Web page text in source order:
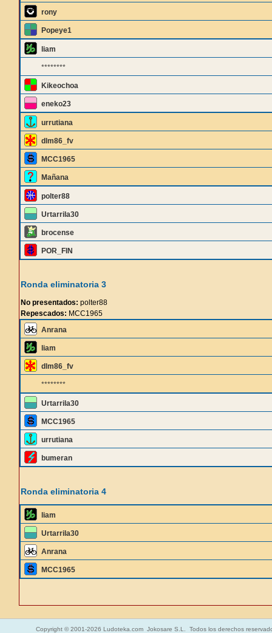
rony
Popeye1
liam
********
Kikeochoa
eneko23
urrutiana
dlm86_fv
MCC1965
Mañana
polter88
Urtarrila30
brocense
POR_FIN
Ronda eliminatoria 3
No presentados: polter88
Repescados: MCC1965
Anrana
liam
dlm86_fv
********
Urtarrila30
MCC1965
urrutiana
bumeran
Ronda eliminatoria 4
liam
Urtarrila30
Anrana
MCC1965
Copyright © 2001-2026 Ludoteka.com Jokosare S.L. Todos los derechos